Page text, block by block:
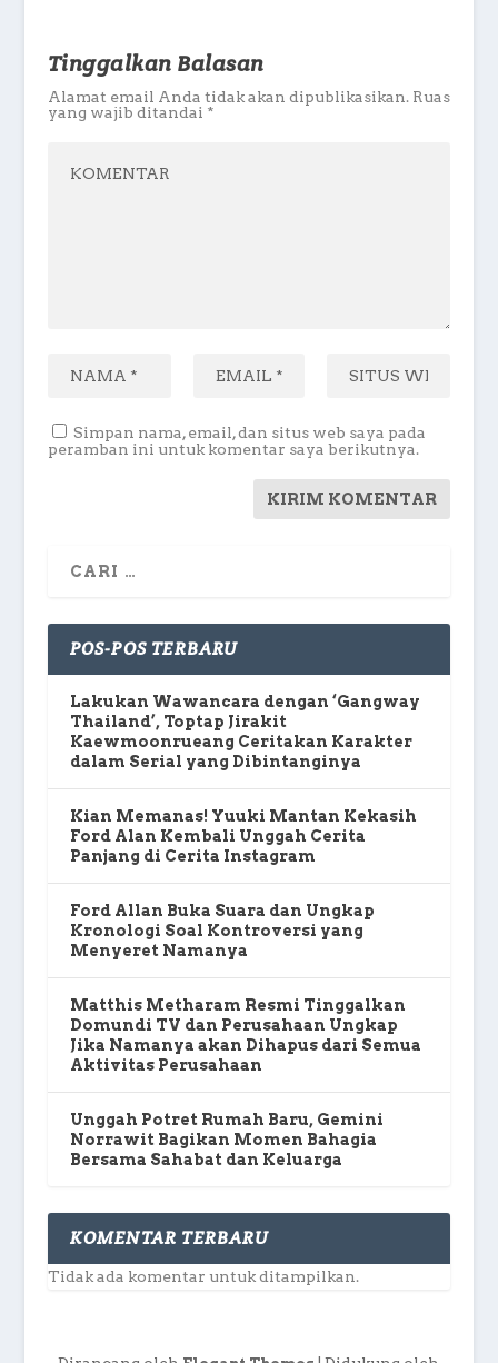
Tinggalkan Balasan
Alamat email Anda tidak akan dipublikasikan. Ruas
yang wajib ditandai *
Simpan nama, email, dan situs web saya pada
peramban ini untuk komentar saya berikutnya.
POS-POS TERBARU
Lakukan Wawancara dengan ‘Gangway
Thailand’, Toptap Jirakit
Kaewmoonrueang Ceritakan Karakter
dalam Serial yang Dibintanginya
Kian Memanas! Yuuki Mantan Kekasih
Ford Alan Kembali Unggah Cerita
Panjang di Cerita Instagram
Ford Allan Buka Suara dan Ungkap
Kronologi Soal Kontroversi yang
Menyeret Namanya
Matthis Metharam Resmi Tinggalkan
Domundi TV dan Perusahaan Ungkap
Jika Namanya akan Dihapus dari Semua
Aktivitas Perusahaan
Unggah Potret Rumah Baru, Gemini
Norrawit Bagikan Momen Bahagia
Bersama Sahabat dan Keluarga
KOMENTAR TERBARU
Tidak ada komentar untuk ditampilkan.